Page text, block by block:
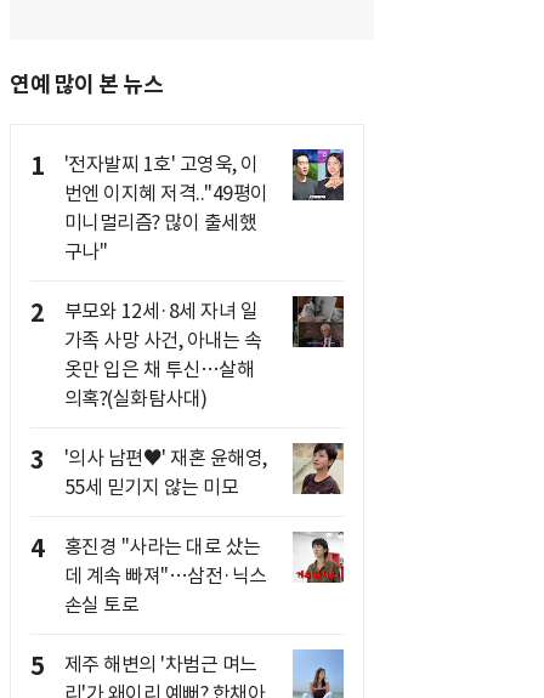
연예 많이 본 뉴스
1
'전자발찌 1호' 고영욱, 이
번엔 이지혜 저격.."49평이
미니멀리즘? 많이 출세했
구나"
2
부모와 12세·8세 자녀 일
가족 사망 사건, 아내는 속
옷만 입은 채 투신…살해
의혹?(실화탐사대)
3
'의사 남편♥' 재혼 윤해영,
55세 믿기지 않는 미모
4
홍진경 "사라는 대로 샀는
데 계속 빠져"…삼전·닉스
손실 토로
5
제주 해변의 '차범근 며느
리'가 왜이리 예뻐? 한채아,